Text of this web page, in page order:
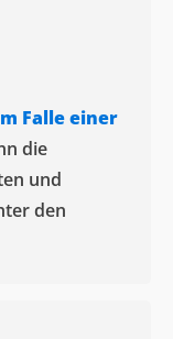
Falle einer
die
und
den